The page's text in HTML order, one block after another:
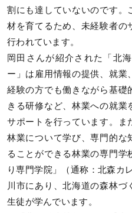
割にも達していないのです。
材を育てるため、未経験者の
行われています。
岡田さんが紹介された「北
ー」は雇用情報の提供、就業
経験の方でも働きながら基礎
きる研修など、林業への就業
サポートを行っています。ま
林業について学び、専門的な
ることができる林業の専門学
り専門学院」（通称：北森カ
川市にあり、北海道の森林
生徒が学んでいます。